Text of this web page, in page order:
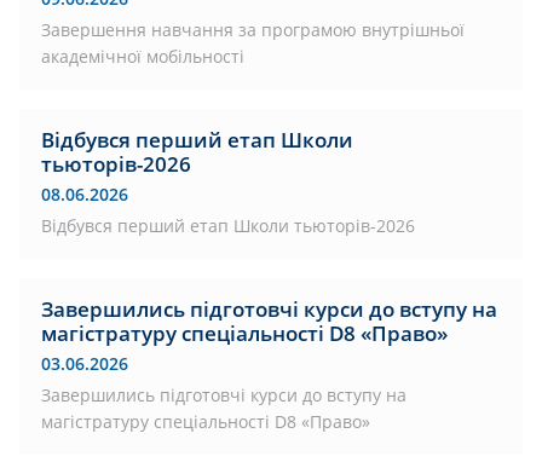
Завершення навчання за програмою внутрішньої
академічної мобільності
Відбувся перший етап Школи
тьюторів-2026
08.06.2026
Відбувся перший етап Школи тьюторів-2026
Завершились підготовчі курси до вступу на
магістратуру спеціальності D8 «Право»
03.06.2026
Завершились підготовчі курси до вступу на
магістратуру спеціальності D8 «Право»